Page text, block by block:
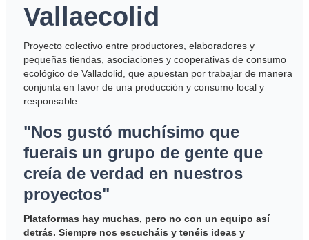
entre productores, elaboradores y
asociaciones y cooperativas de consumo
que apuestan por trabajar de manera
de una producción y consumo local y
muchísimo que
grupo de gente que
en nuestros
muchas, pero no con un equipo así
nos escucháis y tenéis ideas y
Después de
volver a España
este proyecto
proyecto de
siempre
que
Conoce la